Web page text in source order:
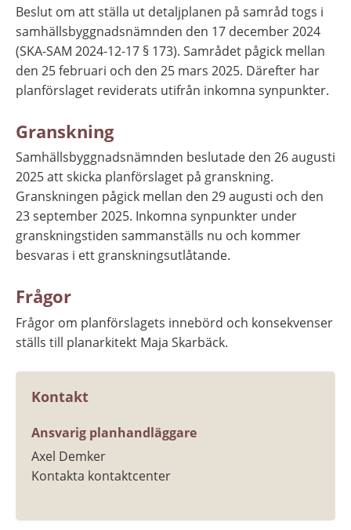
Beslut om att ställa ut detaljplanen på samråd togs i
samhällsbyggnadsnämnden den 17 december 2024
(SKA-SAM 2024-12-17 § 173). Samrådet pågick mellan
den 25 februari och den 25 mars 2025. Därefter har
planförslaget reviderats utifrån inkomna synpunkter.
Granskning
Samhällsbyggnadsnämnden beslutade den 26 augusti
2025 att skicka planförslaget på granskning.
Granskningen pågick mellan den 29 augusti och den
23 september 2025. Inkomna synpunkter under
granskningstiden sammanställs nu och kommer
besvaras i ett granskningsutlåtande.
Frågor
Frågor om planförslagets innebörd och konsekvenser
ställs till planarkitekt Maja Skarbäck.
Kontakt
Ansvarig planhandläggare
Axel Demker
Kontakta kontaktcenter